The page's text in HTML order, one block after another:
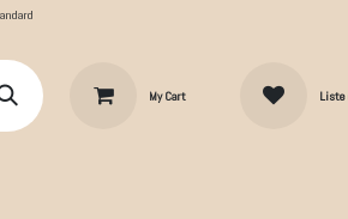
My Cart Liste